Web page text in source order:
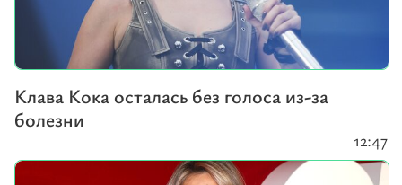
Клава Кока осталась без голоса из-за
болезни
12:47